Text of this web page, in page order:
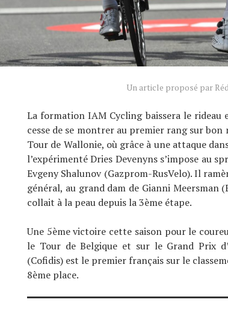
Un article proposé par
La formation IAM Cycling baissera le
cesse de se montrer au premier rang sur bon
Tour de Wallonie, où grâce à une attaque
l’expérimenté Dries Devenyns s’impose au
Evgeny Shalunov (Gazprom-RusVelo). Il
général, au grand dam de Gianni
collait à la peau depuis la 3ème étape.
Une 5ème victoire cette saison pour le
le Tour de Belgique et sur le Grand Prix
(Cofidis) est le premier français sur le
8ème place.